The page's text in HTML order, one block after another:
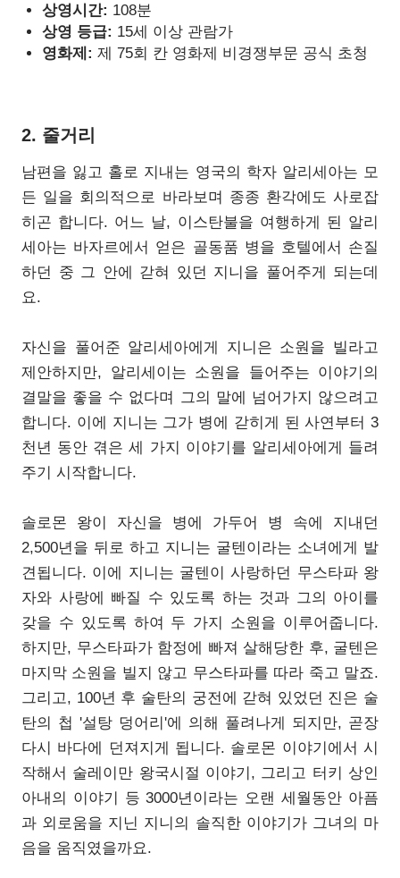
상영시간: 108분
상영 등급: 15세 이상 관람가
영화제: 제 75회 칸 영화제 비경쟁부문 공식 초청
2. 줄거리
남편을 잃고 홀로 지내는 영국의 학자 알리세아는 모
든 일을 회의적으로 바라보며 종종 환각에도 사로잡
히곤 합니다. 어느 날, 이스탄불을 여행하게 된 알리
세아는 바자르에서 얻은 골동품 병을 호텔에서 손질
하던 중 그 안에 갇혀 있던 지니을 풀어주게 되는데
요.
자신을 풀어준 알리세아에게 지니은 소원을 빌라고
제안하지만, 알리세이는 소원을 들어주는 이야기의
결말을 좋을 수 없다며 그의 말에 넘어가지 않으려고
합니다. 이에 지니는 그가 병에 갇히게 된 사연부터 3
천년 동안 겪은 세 가지 이야기를 알리세아에게 들려
주기 시작합니다.
솔로몬 왕이 자신을 병에 가두어 병 속에 지내던
2,500년을 뒤로 하고 지니는 굴텐이라는 소녀에게 발
견됩니다. 이에 지니는 굴텐이 사랑하던 무스타파 왕
자와 사랑에 빠질 수 있도록 하는 것과 그의 아이를
갖을 수 있도록 하여 두 가지 소원을 이루어줍니다.
하지만, 무스타파가 함정에 빠져 살해당한 후, 굴텐은
마지막 소원을 빌지 않고 무스타파를 따라 죽고 말죠.
그리고, 100년 후 술탄의 궁전에 갇혀 있었던 진은 술
탄의 첩 '설탕 덩어리'에 의해 풀려나게 되지만, 곧장
다시 바다에 던져지게 됩니다. 솔로몬 이야기에서 시
작해서 술레이만 왕국시절 이야기, 그리고 터키 상인
아내의 이야기 등 3000년이라는 오랜 세월동안 아픔
과 외로움을 지닌 지니의 솔직한 이야기가 그녀의 마
음을 움직였을까요.